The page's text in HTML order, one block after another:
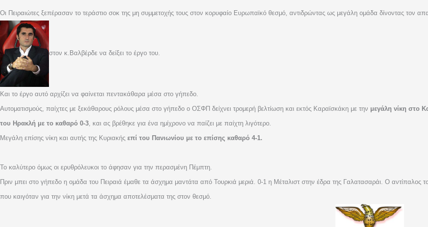
Οι Πειραιώτες ξεπέρασαν το τεράστιο σοκ της μη συμμετοχής τους στον κορυφαίο Ευρωπαϊκό θεσμό, αντιδρώντας ως μεγάλη ομάδα δίνοντας τον
στον κ.Βαλβέρδε να δείξει το έργο του.
Και το έργο αυτό αρχίζει να φαίνεται πεντακάθαρα μέσα στο γήπεδο.
Αυτοματισμούς, παίχτες με ξεκάθαρους ρόλους μέσα στο γήπεδο ο ΟΣΦΠ δείχνει τρομερή βελτίωση και εκτός Καραϊσκάκη με την μεγάλη νίκη στο
του Ηρακλή με το καθαρό 0-3, και ας βρέθηκε για ένα ημίχρονο να παίζει με παίχτη λιγότερο.
Μεγάλη επίσης νίκη και αυτής της Κυριακής επί του Πανιωνίου με το επίσης καθαρό 4-1.
Το καλύτερο όμως οι ερυθρόλευκοι το άφησαν για την περασμένη Πέμπτη.
Πριν μπει στο γήπεδο η ομάδα του Πειραιά έμαθε τα άσχημα μαντάτα από Τουρκιά μεριά. 0-1 η Μέταλιστ στην έδρα της Γαλατασαράι. Ο αντίπαλος
που καιγόταν για την νίκη μετά τα άσχημα αποτελέσματα της στον θεσμό.